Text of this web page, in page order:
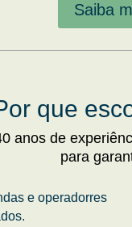
Saiba
que
anos de
para
e operadorres